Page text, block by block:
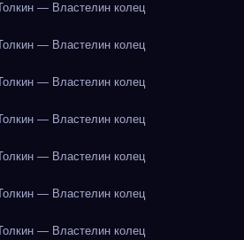
— Властелин колец
— Властелин колец
— Властелин колец
— Властелин колец
— Властелин колец
— Властелин колец
— Властелин колец